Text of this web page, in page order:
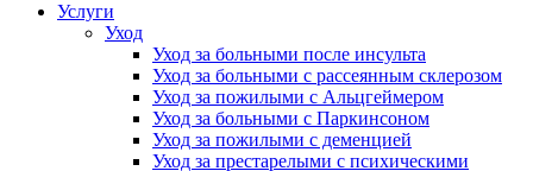
Услуги
Уход
Уход за больными после инсульта
Уход за больными с рассеянным склерозом
Уход за пожилыми с Альцгеймером
Уход за больными с Паркинсоном
Уход за пожилыми с деменцией
Уход за престарелыми с психическими